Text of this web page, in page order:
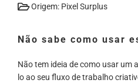
Origem: Pixel Surplus
Não sabe como usar
Não tem ideia de como usar um
lo ao seu fluxo de trabalho